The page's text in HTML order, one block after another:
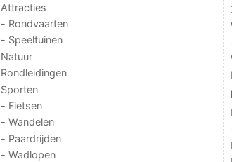
Attracties
- Rondvaarten
- Speeltuinen
Natuur
Rondleidingen
Sporten
- Fietsen
- Wandelen
- Paardrijden
- Wadlopen